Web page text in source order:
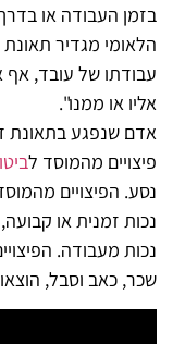
בזמן העבודה או
הלאומי מגדיר
עבודתו של עובד,
אליו או ממנו".
אדם שנפגע בתאונת
פיצויים מהמוסד ל
נסע. הפיצויים
נכות זמנית או
נכות מעבודה.
שכר, כאב וסבל,